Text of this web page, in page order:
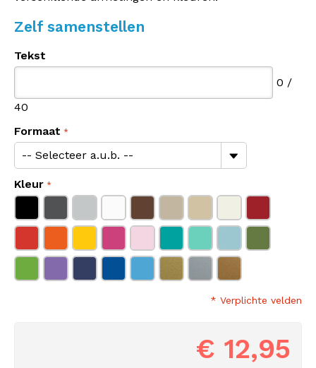
Zelf samenstellen
Tekst
0 /
40
Formaat
Kleur
* Verplichte velden
€ 12,95